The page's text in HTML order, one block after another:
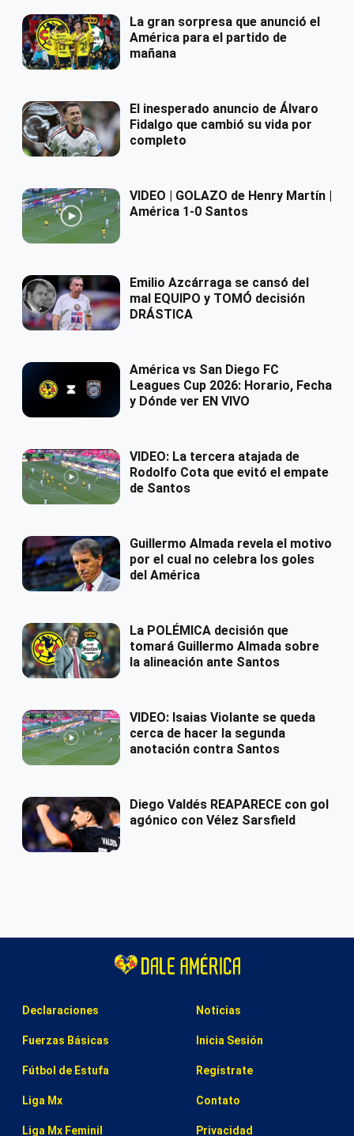
La gran sorpresa que anunció el
América para el partido de
mañana
El inesperado anuncio de Álvaro
Fidalgo que cambió su vida por
completo
VIDEO | GOLAZO de Henry Martín |
América 1-0 Santos
Emilio Azcárraga se cansó del
mal EQUIPO y TOMÓ decisión
DRÁSTICA
América vs San Diego FC
Leagues Cup 2026: Horario, Fecha
y Dónde ver EN VIVO
VIDEO: La tercera atajada de
Rodolfo Cota que evitó el empate
de Santos
Guillermo Almada revela el motivo
por el cual no celebra los goles
del América
La POLÉMICA decisión que
tomará Guillermo Almada sobre
la alineación ante Santos
VIDEO: Isaias Violante se queda
cerca de hacer la segunda
anotación contra Santos
Diego Valdés REAPARECE con gol
agónico con Vélez Sarsfield
Declaraciones
Fuerzas Básicas
Fútbol de Estufa
Liga Mx
Liga Mx Feminil
Noticias
Inicia Sesión
Regístrate
Contato
Privacidad